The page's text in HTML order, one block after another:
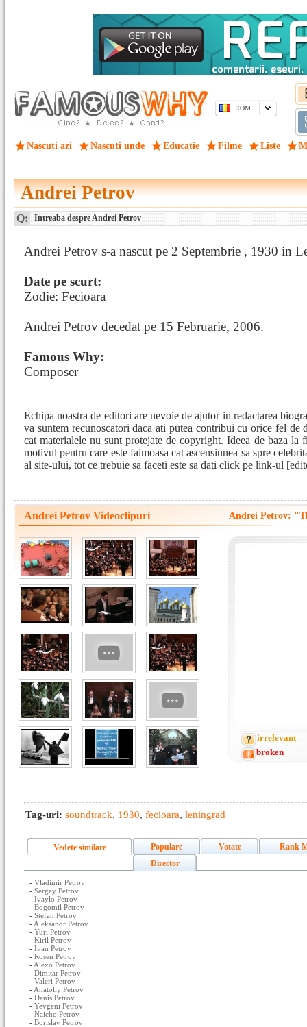
ROM
Nascuti azi Nascuti unde Educatie Filme Liste
Andrei Petrov
Q: Intreaba despre Andrei Petrov
Andrei Petrov s-a nascut pe 2 Septembrie , 1930 in
Date pe scurt:
Zodie: Fecioara
Andrei Petrov decedat pe 15 Februarie, 2006.
Famous Why:
Composer
Echipa noastra de editori are nevoie de ajutor in redactarea
va suntem recunoscatori daca ati putea contribui cu orice fel de
cat materialele nu sunt protejate de copyright. Ideea de baza la
motivul pentru care este faimoasa cat ascensiunea sa spre
al site-ului, tot ce trebuie sa faceti este sa dati click pe link-ul
Andrei Petrov Videoclipuri Andrei Petrov:
irrelevant
broken
Tag-uri: soundtrack, 1930, fecioara, leningrad
Vedete similare Populare Votate
Rank
Director
- Vladimir Petrov
- Sergey Petrov
- Ivaylo Petrov
- Bogomil Petrov
- Stefan Petrov
- Aleksandr Petrov
- Yuri Petrov
- Kiril Petrov
- Ivan Petrov
- Rosen Petrov
- Alexo Petrov
- Dimitar Petrov
- Valeri Petrov
- Anatoliy Petrov
- Denis Petrov
- Yevgeni Petrov
- Naicho Petrov
- Borislav Petrov